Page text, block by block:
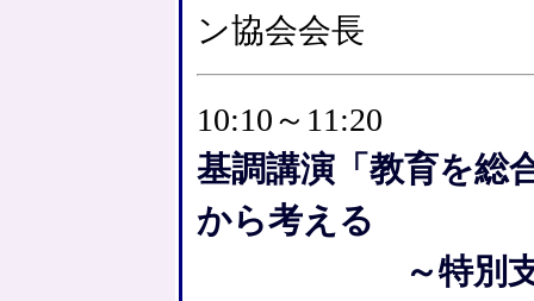
ン協会会長
10:10～11:20
基調講演「教育を総
から考える
～特別支援教